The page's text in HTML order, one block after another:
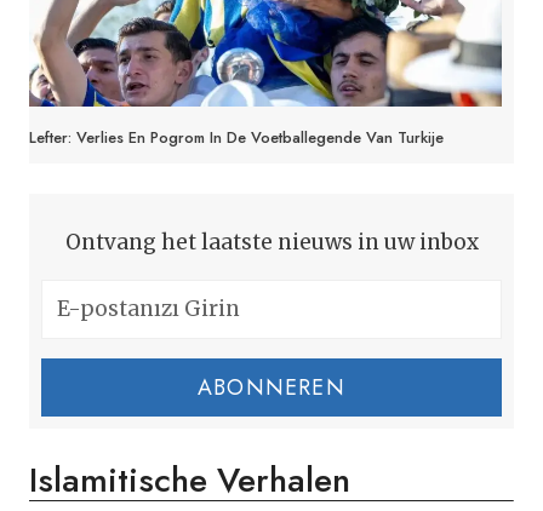
Lefter: Verlies En Pogrom In De Voetballegende Van Turkije
Ontvang het laatste nieuws in uw inbox
ABONNEREN
Islamitische Verhalen